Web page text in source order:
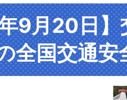
9月20日】
全国交通安